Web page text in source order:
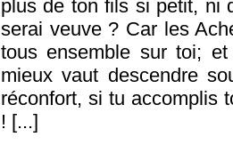
plus de ton fils si petit, ni
serai veuve ? Car les
tous ensemble sur toi;
mieux vaut descendre
réconfort, si tu accomplis
! [...]